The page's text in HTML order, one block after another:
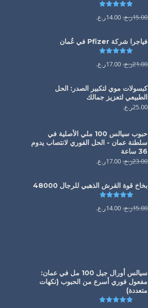
15.00ر.ع. 14.00ر.ع.
فياجرا شركة Pfizer في عُمان
21.00ر.ع. 17.00ر.ع.
كبسولات موي لتكبير الصدر: الحل
الطبيعي لتعزيز جمالك
25.00ر.ع.
حبوب سيالس 100 ملي الأصلية في
سلطنة عمان - الحل الفوري لانتصاب يدوم
36 ساعة
23.00ر.ع. 17.00ر.ع.
بخاخ قوة القرش الذهبي للرجال 48000
تم التقييم
15.00ر.ع. 14.00ر.ع.
سيالس أورال جيل 100 مل في عمان:
مفعول فوري أسرع من الحبوب (نكهات
متعددة)